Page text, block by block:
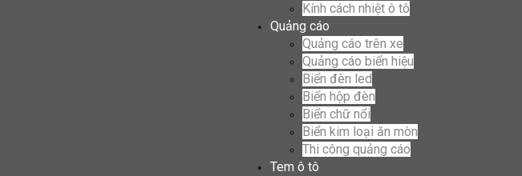
Kính cách nhiệt ô tô
Quảng cáo
Quảng cáo trên xe
Quảng cáo biển hiệu
Biển đèn led
Biển hộp đèn
Biển chữ nổi
Biển kim loại ăn mòn
Thi công quảng cáo
Tem ô tô